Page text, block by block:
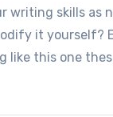
writing skills
it yourself?
like this one